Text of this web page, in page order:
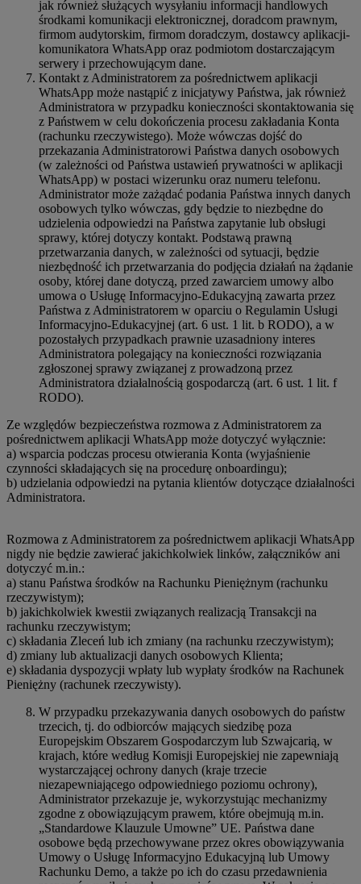
jak również służących wysyłaniu informacji handlowych
środkami komunikacji elektronicznej, doradcom prawnym,
firmom audytorskim, firmom doradczym, dostawcy aplikacji-
komunikatora WhatsApp oraz podmiotom dostarczającym
serwery i przechowującym dane.
Kontakt z Administratorem za pośrednictwem aplikacji
WhatsApp może nastąpić z inicjatywy Państwa, jak również
Administratora w przypadku konieczności skontaktowania się
z Państwem w celu dokończenia procesu zakładania Konta
(rachunku rzeczywistego). Może wówczas dojść do
przekazania Administratorowi Państwa danych osobowych
(w zależności od Państwa ustawień prywatności w aplikacji
WhatsApp) w postaci wizerunku oraz numeru telefonu.
Administrator może zażądać podania Państwa innych danych
osobowych tylko wówczas, gdy będzie to niezbędne do
udzielenia odpowiedzi na Państwa zapytanie lub obsługi
sprawy, której dotyczy kontakt. Podstawą prawną
przetwarzania danych, w zależności od sytuacji, będzie
niezbędność ich przetwarzania do podjęcia działań na żądanie
osoby, której dane dotyczą, przed zawarciem umowy albo
umowa o Usługę Informacyjno-Edukacyjną zawarta przez
Państwa z Administratorem w oparciu o Regulamin Usługi
Informacyjno-Edukacyjnej (art. 6 ust. 1 lit. b RODO), a w
pozostałych przypadkach prawnie uzasadniony interes
Administratora polegający na konieczności rozwiązania
zgłoszonej sprawy związanej z prowadzoną przez
Administratora działalnością gospodarczą (art. 6 ust. 1 lit. f
RODO).
Ze względów bezpieczeństwa rozmowa z Administratorem za
pośrednictwem aplikacji WhatsApp może dotyczyć wyłącznie:
a) wsparcia podczas procesu otwierania Konta (wyjaśnienie
czynności składających się na procedurę onboardingu);
b) udzielania odpowiedzi na pytania klientów dotyczące działalności
Administratora.
Rozmowa z Administratorem za pośrednictwem aplikacji WhatsApp
nigdy nie będzie zawierać jakichkolwiek linków, załączników ani
dotyczyć m.in.:
a) stanu Państwa środków na Rachunku Pieniężnym (rachunku
rzeczywistym);
b) jakichkolwiek kwestii związanych realizacją Transakcji na
rachunku rzeczywistym;
c) składania Zleceń lub ich zmiany (na rachunku rzeczywistym);
d) zmiany lub aktualizacji danych osobowych Klienta;
e) składania dyspozycji wpłaty lub wypłaty środków na Rachunek
Pieniężny (rachunek rzeczywisty).
W przypadku przekazywania danych osobowych do państw
trzecich, tj. do odbiorców mających siedzibę poza
Europejskim Obszarem Gospodarczym lub Szwajcarią, w
krajach, które według Komisji Europejskiej nie zapewniają
wystarczającej ochrony danych (kraje trzecie
niezapewniającego odpowiedniego poziomu ochrony),
Administrator przekazuje je, wykorzystując mechanizmy
zgodne z obowiązującym prawem, które obejmują m.in.
„Standardowe Klauzule Umowne” UE. Państwa dane
osobowe będą przechowywane przez okres obowiązywania
Umowy o Usługę Informacyjno Edukacyjną lub Umowy
Rachunku Demo, a także po ich do czasu przedawnienia